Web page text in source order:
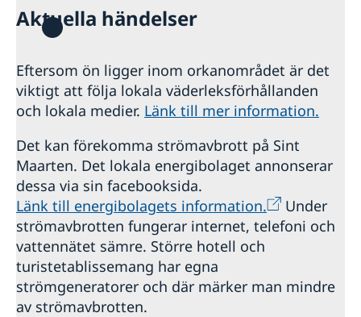
Hjälp till svenskar i Sint Maarten
Akut hjälp
Larmcentraler
Pass utomlands
Ambassadens reseinformation
Aktuella händelser
Allmänna säkerhetsläget
Terrorism
Naturförhållanden och katastrofer
In- och utresebestämmelser
Hälso- och sjukvård
Lokala lagar och sedvänjor
Kriminalitet och personlig säkerhet
Trafiksäkerhet
Resa i landet
Aktuella händelser
Eftersom ön ligger inom orkanområdet är det
viktigt att följa lokala väderleksförhållanden
och lokala medier. Länk till mer information.
Det kan förekomma strömavbrott på Sint
Maarten. Det lokala energibolaget annonserar
dessa via sin facebooksida.
Länk till energibolagets information.
Under
strömavbrotten fungerar internet, telefoni och
vattennätet sämre. Större hotell och
turistetablissemang har egna
strömgeneratorer och där märker man mindre
av strömavbrotten.